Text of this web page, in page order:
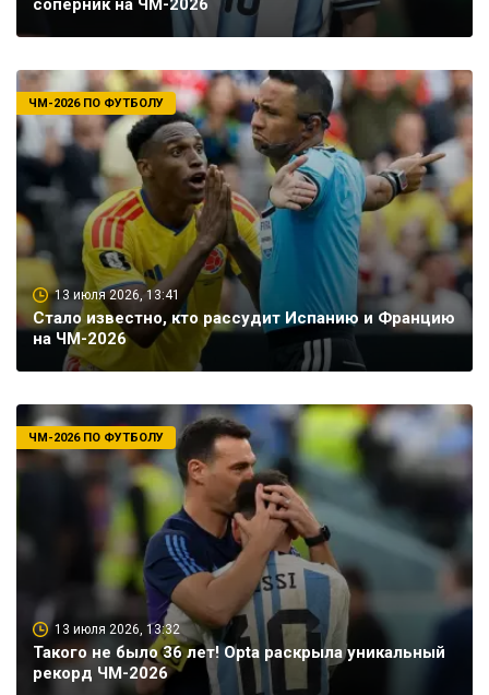
соперник на ЧМ-2026
13 июля 2026, 13:41
Стало известно, кто рассудит Испанию и Францию
на ЧМ-2026
ЧМ-2026 ПО ФУТБОЛУ
13 июля 2026, 13:32
Такого не было 36 лет! Opta раскрыла уникальный
рекорд ЧМ-2026
ЧМ-2026 ПО ФУТБОЛУ